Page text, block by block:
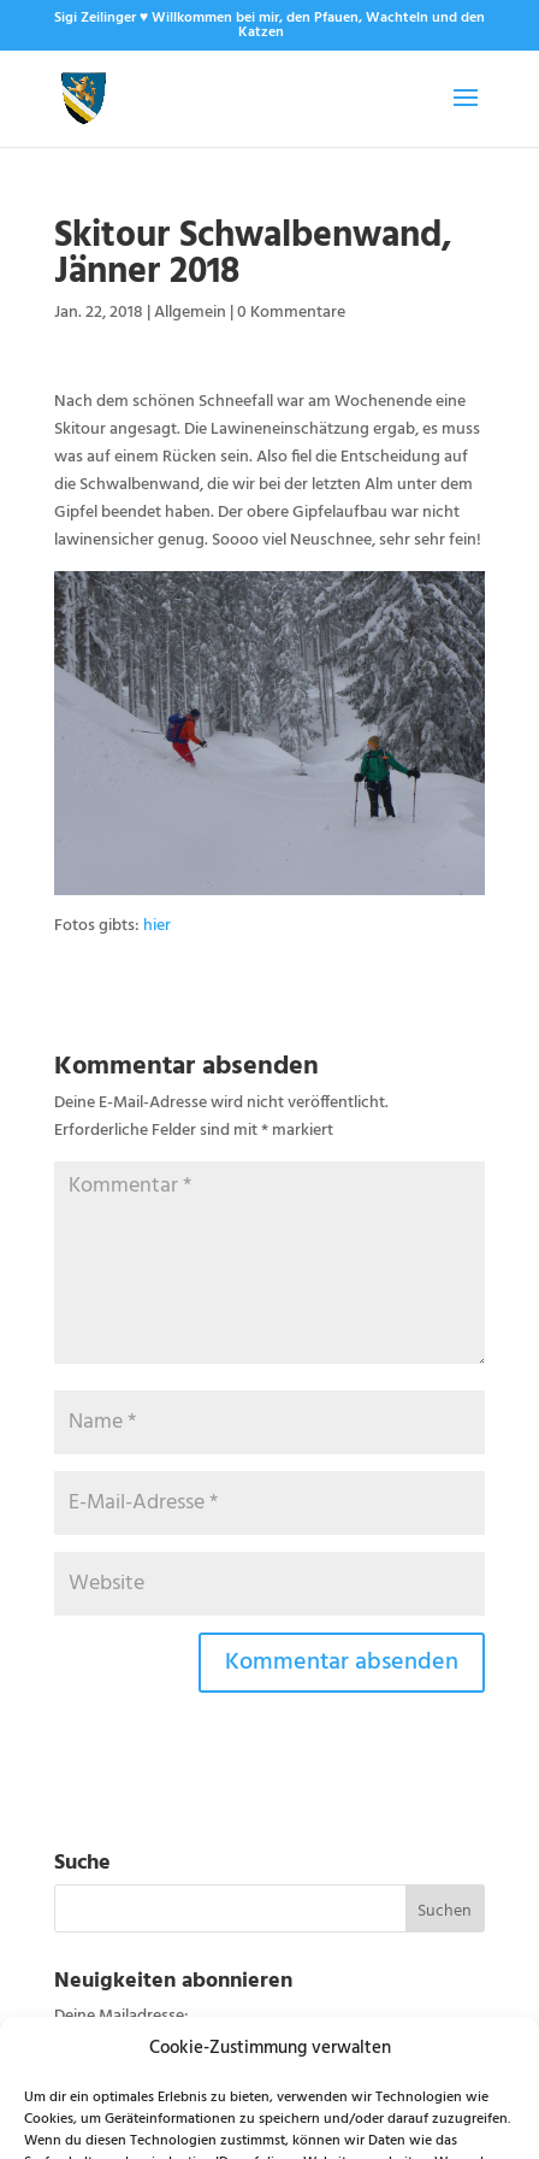
Cookie-Zustimmung verwalten
Um dir ein optimales Erlebnis zu bieten, verwenden wir Technologien wie
Cookies, um Geräteinformationen zu speichern und/oder darauf zuzugreifen.
Wenn du diesen Technologien zustimmst, können wir Daten wie das
Sigi Zeilinger ♥ Willkommen bei mir, den Pfauen, Wachteln und den
Katzen
Skitour Schwalbenwand,
Jänner 2018
Jan. 22, 2018 |Allgemein |0 Kommentare
Nach dem schönen Schneefall war am Wochenende eine
Skitour angesagt. Die Lawineneinschätzung ergab, es muss
was auf einem Rücken sein. Also fiel die Entscheidung auf
die Schwalbenwand, die wir bei der letzten Alm unter dem
Gipfel beendet haben. Der obere Gipfelaufbau war nicht
lawinensicher genug. Soooo viel Neuschnee, sehr sehr fein!
Fotos gibts: hier
Kommentar absenden
Deine E-Mail-Adresse wird nicht veröffentlicht.
Erforderliche Felder sind mit*markiert
Suche
Neuigkeiten abonnieren
Deine Mailadresse: